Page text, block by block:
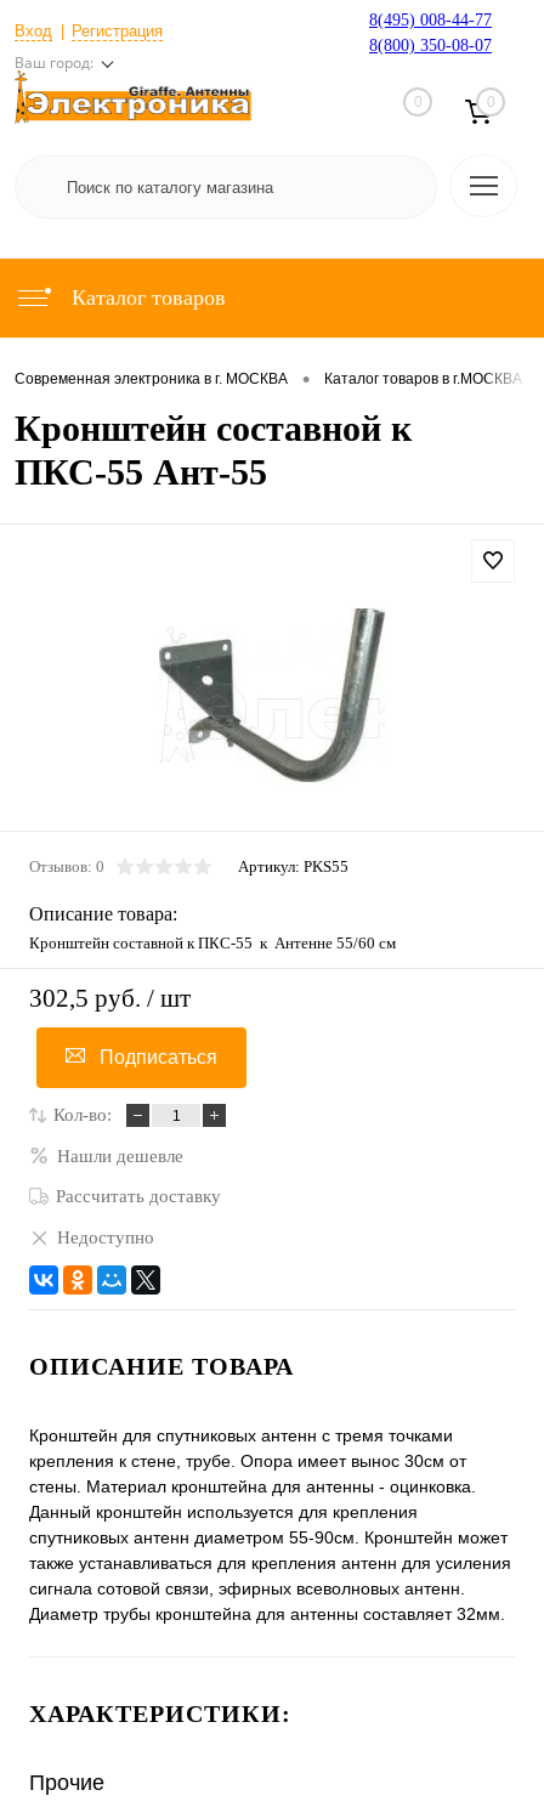
Вход Регистрация
Ваш город:
8(495) 008-44-77
8(800) 350-08-07
0 0
Каталог товаров
Современная электроника в г. МОСКВА • Каталог товаров в г.МОСКВА
Кронштейн составной к
ПКС-55 Ант-55
Отзывов: 0 Артикул: PKS55
Описание товара:
Кронштейн составной к ПКС-55 к Антенне 55/60 см
302,5 руб. / шт
Подписаться
Кол-во:
Нашли дешевле
Рассчитать доставку
Недоступно
ОПИСАНИЕ ТОВАРА
Кронштейн для спутниковых антенн с тремя точками
крепления к стене, трубе. Опора имеет вынос 30см от
стены. Материал кронштейна для антенны - оцинковка.
Данный кронштейн используется для крепления
спутниковых антенн диаметром 55-90см. Кронштейн может
также устанавливаться для крепления антенн для усиления
сигнала сотовой связи, эфирных всеволновых антенн.
Диаметр трубы кронштейна для антенны составляет 32мм.
ХАРАКТЕРИСТИКИ:
Прочие